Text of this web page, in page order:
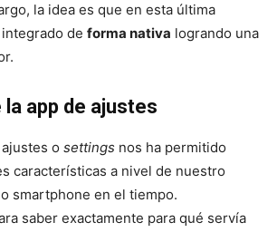
la idea es que en esta última
de forma nativa logrando una
la app de ajustes
o settings nos ha permitido
características a nivel de nuestro
smartphone en el tiempo.
saber exactamente para qué servía